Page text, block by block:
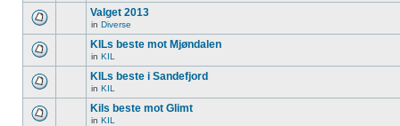
Valget 2013
in Diverse
KILs beste mot Mjøndalen
in KIL
KILs beste i Sandefjord
in KIL
Kils beste mot Glimt
in KIL